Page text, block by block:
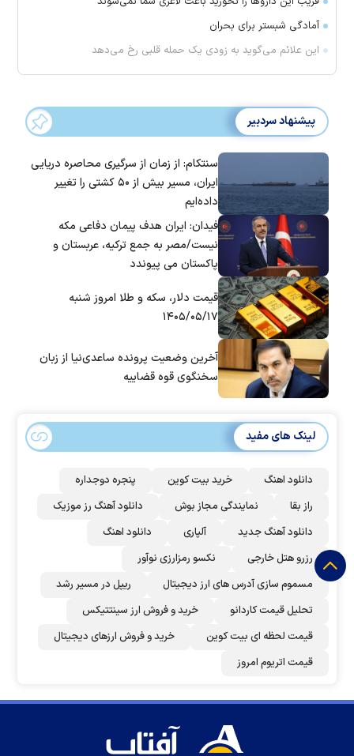
آمادگی شبستر برای بحران
این علائم می‌گوید به زودی یک حمله قلبی رخ می‌دهد
پیشنهاد سردبیر
سنتکام: از زمان از سرگیری محاصره دریایی
ایران، مسیر بیش از ۵۰ کشتی را تغییر
داده‌ایم
فیدان: ایران هدف پیمان دفاعی مکه
نیست/مصر به جمع ترکیه، عربستان و
پاکستان می پیوندد
قیمت دلار، سکه و طلا امروز شنبه
۱۴۰۵/۰۵/۱۷
آخرین وضعیت پرونده ساعدی‌نیا از زبان
سخنگوی قوه قضاییه
لینک های مفید
دانلود اهنگ خرید بیت کوین
پنجره دوجداره
راز بقا
نمایندگی مجاز بوش
دانلود آهنگ رز‌ موزیک
دانلود آهنگ جدید
آلپاری
دانلود اهنگ
رزرو هتل خارجی
نکسو رمزارزی نوآور
مسموم سازی آدرس های ارز دیجیتال
ریپل در مسیر رشد
تحلیل قیمت کاردانو
خرید و فروش ارز سینتتیکس
قیمت لحظه ای بیت کوین
خرید و فروش ارزهای دیجیتال
قیمت اتریوم امروز